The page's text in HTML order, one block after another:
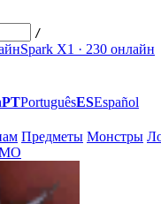
/
Spark X1 · 230 онлайн
PTPortuguêsESEspañol
Предметы Монстры